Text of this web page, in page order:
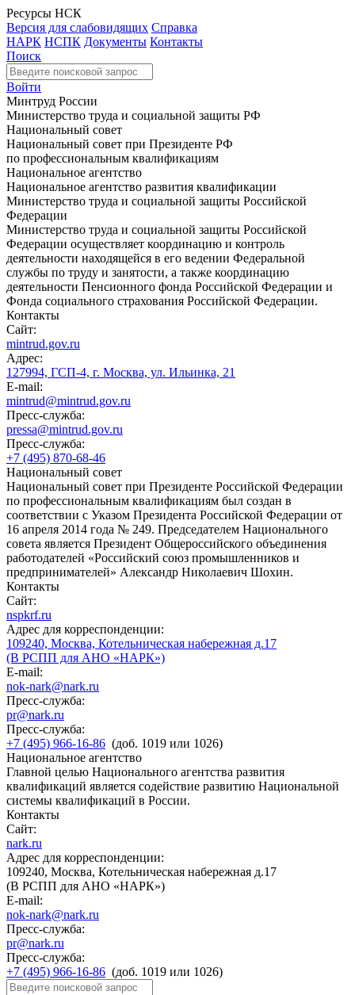
Ресурсы НСК
Версия для слабовидящих Справка
НАРК НСПК Документы Контакты
Поиск
Войти
Минтруд России
Министерство труда и социальной защиты РФ
Национальный совет
Национальный совет при Президенте РФ
по профессиональным квалификациям
Национальное агентство
Национальное агентство развития квалификации
Министерство труда и социальной защиты Российской
Федерации
Министерство труда и социальной защиты Российской
Федерации осуществляет координацию и контроль
деятельности находящейся в его ведении Федеральной
службы по труду и занятости, а также координацию
деятельности Пенсионного фонда Российской Федерации и
Фонда социального страхования Российской Федерации.
Контакты
Сайт:
mintrud.gov.ru
Адрес:
127994, ГСП-4, г. Москва, ул. Ильинка, 21
E-mail:
mintrud@mintrud.gov.ru
Пресс-служба:
pressa@mintrud.gov.ru
Пресс-служба:
+7 (495) 870-68-46
Национальный совет
Национальный совет при Президенте Российской Федерации
по профессиональным квалификациям был создан в
соответствии с Указом Президента Российской Федерации от
16 апреля 2014 года № 249. Председателем Национального
совета является Президент Общероссийского объединения
работодателей «Российский союз промышленников и
предпринимателей» Александр Николаевич Шохин.
Контакты
Сайт:
nspkrf.ru
Адрес для корреспонденции:
109240, Москва, Котельническая набережная д.17
(В РСПП для АНО «НАРК»)
E-mail:
nok-nark@nark.ru
Пресс-служба:
pr@nark.ru
Пресс-служба:
+7 (495) 966-16-86 (доб. 1019 или 1026)
Национальное агентство
Главной целью Национального агентства развития
квалификаций является содействие развитию Национальной
системы квалификаций в России.
Контакты
Сайт:
nark.ru
Адрес для корреспонденции:
109240, Москва, Котельническая набережная д.17
(В РСПП для АНО «НАРК»)
E-mail:
nok-nark@nark.ru
Пресс-служба:
pr@nark.ru
Пресс-служба:
+7 (495) 966-16-86 (доб. 1019 или 1026)